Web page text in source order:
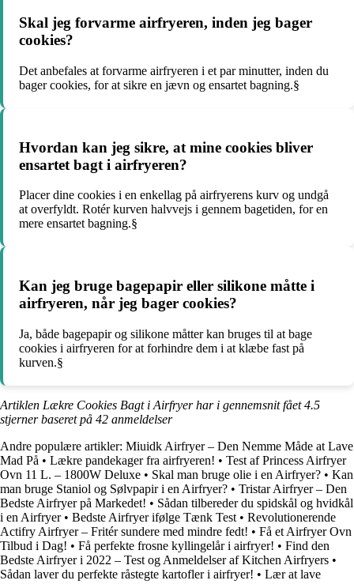
Skal jeg forvarme airfryeren, inden jeg bager
cookies?
Det anbefales at forvarme airfryeren i et par minutter, inden du
bager cookies, for at sikre en jævn og ensartet bagning.§
Hvordan kan jeg sikre, at mine cookies bliver
ensartet bagt i airfryeren?
Placer dine cookies i en enkellag på airfryerens kurv og undgå
at overfyldt. Rotér kurven halvvejs i gennem bagetiden, for en
mere ensartet bagning.§
Kan jeg bruge bagepapir eller silikone måtte i
airfryeren, når jeg bager cookies?
Ja, både bagepapir og silikone måtter kan bruges til at bage
cookies i airfryeren for at forhindre dem i at klæbe fast på
kurven.§
Artiklen Lækre Cookies Bagt i Airfryer har i gennemsnit fået4.5
stjerner baseret på 42 anmeldelser
Andre populære artikler: Miuidk Airfryer – Den Nemme Måde at Lave
Mad På • Lækre pandekager fra airfryeren! • Test af Princess Airfryer
Ovn 11 L. – 1800W Deluxe • Skal man bruge olie i en Airfryer? • Kan
man bruge Staniol og Sølvpapir i en Airfryer? • Tristar Airfryer – Den
Bedste Airfryer på Markedet! • Sådan tilbereder du spidskål og hvidkål
i en Airfryer• Bedste Airfryer ifølge Tænk Test • Revolutionerende
Actifry Airfryer – Fritér sundere med mindre fedt! • Få et Airfryer Ovn
Tilbud i Dag! • Få perfekte frosne kyllingelår i airfryer! • Find den
Bedste Airfryer i 2022 – Test og Anmeldelser af Kitchen Airfryers •
Sådan laver du perfekte råstegte kartofler i airfryer! • Lær at lave